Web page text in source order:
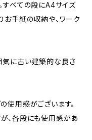
すべての段にA4サイズ
お手紙の収納や、ワーク
気に古い建築的な良さ
使用感がございます。
、各段にも使用感があ